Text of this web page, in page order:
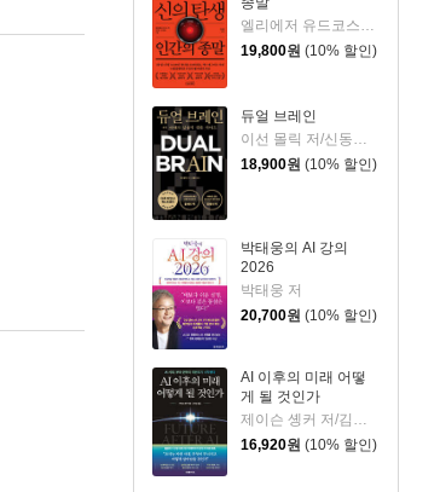
엘리에저 유드코스키,네이트 소아레스 공저/고영훈 역
19,800원 (10% 할인)
듀얼 브레인
이선 몰릭 저/신동숙 역
18,900원 (10% 할인)
박태웅의 AI 강의
2026
박태웅 저
20,700원 (10% 할인)
AI 이후의 미래 어떻
게 될 것인가
16,920원 (10% 할인)